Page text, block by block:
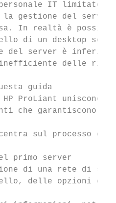
IT limitato
la gestione del server
In realtà è
di un desktop
del server è
delle
guida
ProLiant
che garantiscono
sul processo e
primo server
di una rete di
delle opzioni e